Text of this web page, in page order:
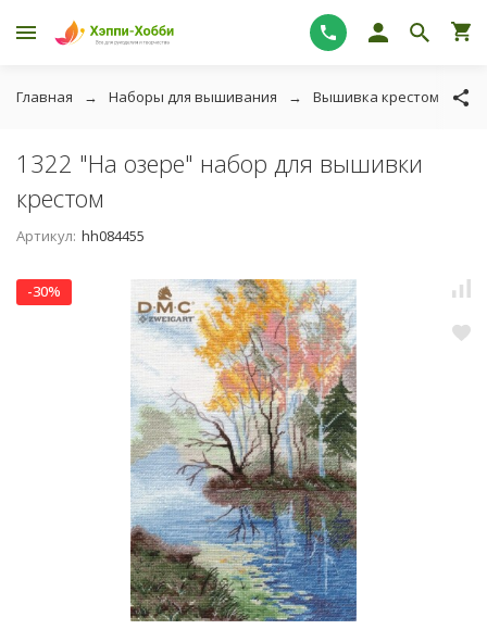
Главная Наборы для вышивания Вышивка крестом
1322 "На озере" набор для вышивки
крестом
Артикул: hh084455
-30%